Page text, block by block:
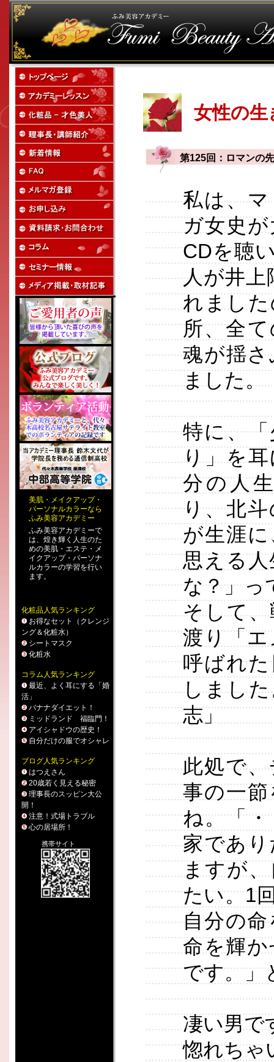
美肌 ・ メイクアップ・
パーソナルカラーなら
ふみ美容アカデミー
ふみ美容アカデミーで
は、煌き輝く人生のた
めの美肌・エステ ・ メ
イクアップ・ パーソナ
ルカラーの学習を行い
ます。
化粧品人気ランキング
お得なセット（クレンジ
ング＆化粧水）
シートマスク
化粧水
コラム人気ランキング
最近、よく耳にする「婚
活」
バナナダイエット！
ミッドランド 福臨門！
アイシャドウの歴史！
自分だけの服でオシャレ
ブログ人気ランキング
はつえさん
20歳若く見える秘密
理事長のスッピン大公
開！
注意！式場トラブル
心の居場所！
携帯サイト
女性の
第125回：ロマンの
私は、
ガ女史
CDを聴
人が井上
れまし
所、全
魂が揺
ました。
特に、
り」を
分の人
り、北
が生涯
思える
な？」っ
そして
渡り「
呼ばれ
しまし
志」
此処で
事の一
ね。「
家であ
ますが
たい。1
自分の
命を輝
です。」
凄い男で
惚れちゃ